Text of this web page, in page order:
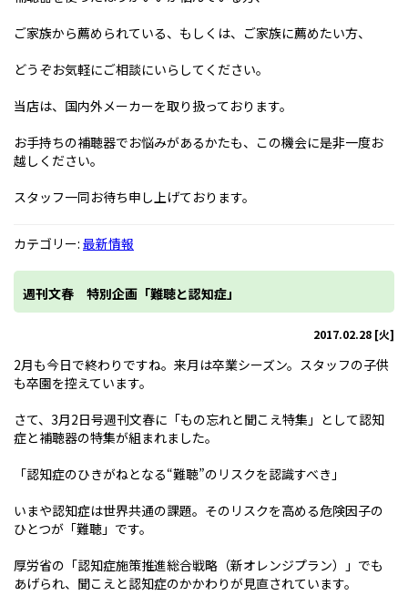
ご家族から薦められている、もしくは、ご家族に薦めたい方、
どうぞお気軽にご相談にいらしてください。
当店は、国内外メーカーを取り扱っております。
お手持ちの補聴器でお悩みがあるかたも、この機会に是非一度お
越しください。
スタッフ一同お待ち申し上げております。
カテゴリー: 最新情報
週刊文春 特別企画「難聴と認知症」
2017.02.28 [火]
2月も今日で終わりですね。来月は卒業シーズン。スタッフの子供
も卒園を控えています。
さて、3月2日号週刊文春に「もの忘れと聞こえ特集」として認知
症と補聴器の特集が組まれました。
「認知症のひきがねとなる“難聴”のリスクを認識すべき」
いまや認知症は世界共通の課題。そのリスクを高める危険因子の
ひとつが「難聴」です。
厚労省の「認知症施策推進総合戦略（新オレンジプラン）」でも
あげられ、聞こえと認知症のかかわりが見直されています。